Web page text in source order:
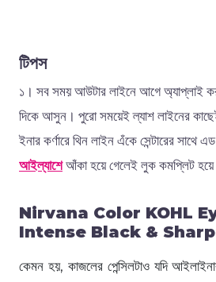
টিপস
১। সব সময় আউটার লাইনে আগে অ্যাপ্লাই
দিকে আসুন। পুরো সময়েই ল্যাশ লাইনের
ইনার কর্ণারে থিন লাইন এঁকে সেন্টারের
আইল্যাশেআঁকা হয়ে গেলেই লুক কমপ্লিট হয়ে
Nirvana Color KOHL
Intense Black &
কেমন হয়, কাজলের পেন্সিলটাও যদি